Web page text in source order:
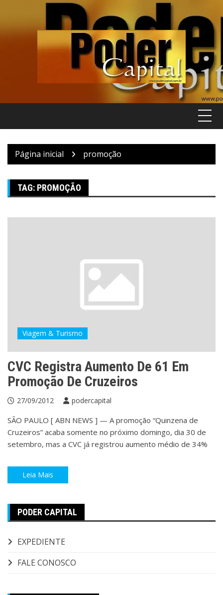
Página inicial promoção
TAG: PROMOÇÃO
Viagem & Turismo
CVC Registra Aumento De 61 Em
Promoção De Cruzeiros
27/09/2012 podercapital
SÃO PAULO [ ABN NEWS ] — A promoção “Quinzena de
Cruzeiros” acaba somente no próximo domingo, dia 30 de
setembro, mas a CVC já registrou aumento médio de 34%
Leia Mais
PODER CAPITAL
EXPEDIENTE
FALE CONOSCO